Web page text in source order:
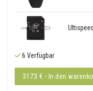
6 Verfügbar
3173 € - In den